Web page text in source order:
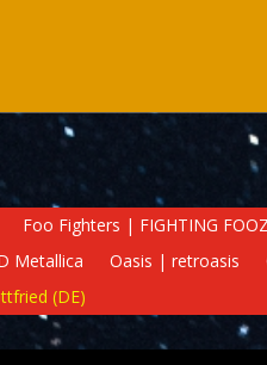
Foo Fighters | FIGHTING FOOZ
Metallica Oasis | retroasis
(DE)